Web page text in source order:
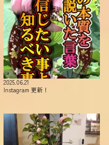
2025.06.21
Instagram 更新！